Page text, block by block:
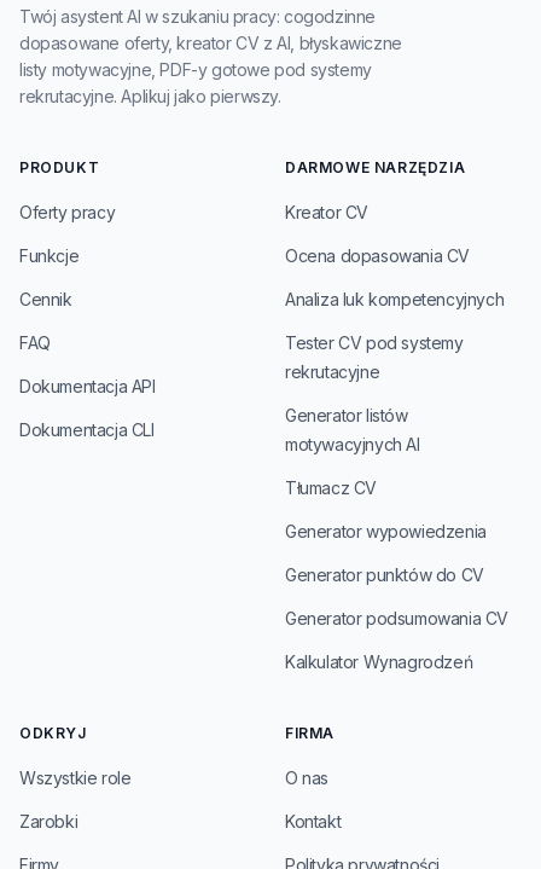
Twój asystent AI w szukaniu pracy: cogodzinne
dopasowane oferty, kreator CV z AI, błyskawiczne
listy motywacyjne, PDF-y gotowe pod systemy
rekrutacyjne. Aplikuj jako pierwszy.
PRODUKT
Oferty pracy
Funkcje
Cennik
FAQ
Dokumentacja API
Dokumentacja CLI
DARMOWE NARZĘDZIA
Kreator CV
Ocena dopasowania CV
Analiza luk kompetencyjnych
Tester CV pod systemy
rekrutacyjne
Generator listów
motywacyjnych AI
Tłumacz CV
Generator wypowiedzenia
Generator punktów do CV
Generator podsumowania CV
Kalkulator Wynagrodzeń
ODKRYJ
Wszystkie role
Zarobki
Firmy
FIRMA
O nas
Kontakt
Polityka prywatności